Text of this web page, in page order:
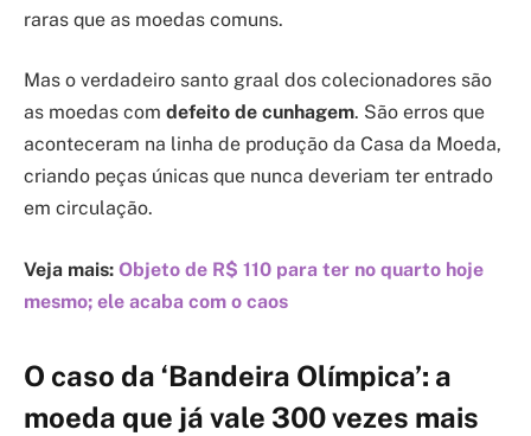
raras que as moedas comuns.
Mas o verdadeiro santo graal dos colecionadores são
as moedas com defeito de cunhagem. São erros que
aconteceram na linha de produção da Casa da Moeda,
criando peças únicas que nunca deveriam ter entrado
em circulação.
Veja mais: Objeto de R$ 110 para ter no quarto hoje
mesmo; ele acaba com o caos
O caso da ‘Bandeira Olímpica’: a
moeda que já vale 300 vezes mais